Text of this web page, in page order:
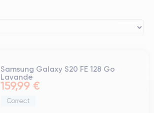
Samsung Galaxy S20 FE 128 Go
Lavande
159,99 €
Correct